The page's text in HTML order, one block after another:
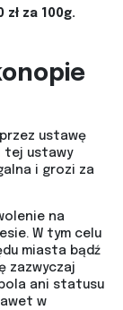
zł za 100g.
ustawę
tej ustawy
i grozi za
na
W tym celu
miasta bądź
zazwyczaj
ani statusu
w